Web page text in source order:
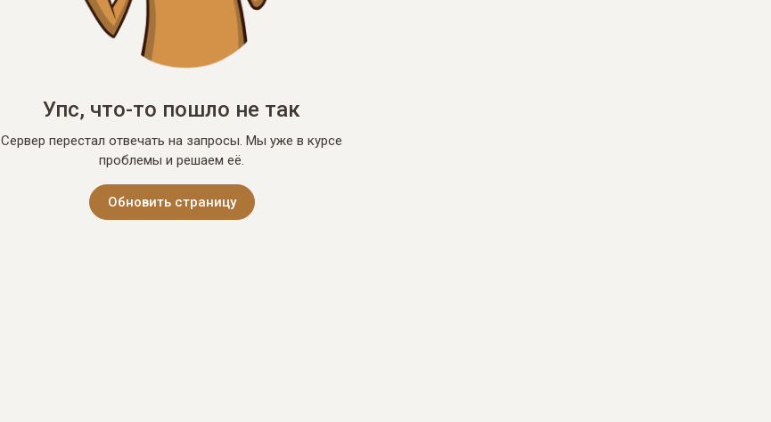
Упс, что-то пошло не так
Сервер перестал отвечать на запросы. Мы уже в курсе
проблемы и решаем её.
Обновить страницу